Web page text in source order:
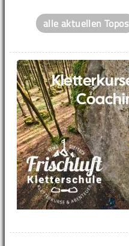
alle aktuellen Topos